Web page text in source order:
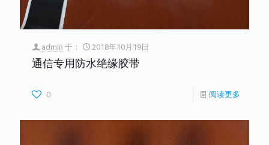
admin 于： 2018年10月19日
通信专用防水绝缘胶带
0 阅读更多